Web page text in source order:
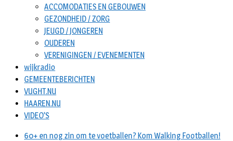
ACCOMODATIES EN GEBOUWEN
GEZONDHEID / ZORG
JEUGD / JONGEREN
OUDEREN
VERENIGINGEN / EVENEMENTEN
wijkradio
GEMEENTEBERICHTEN
VUGHT.NU
HAAREN.NU
VIDEO’S
60+ en nog zin om te voetballen? Kom Walking Footballen!